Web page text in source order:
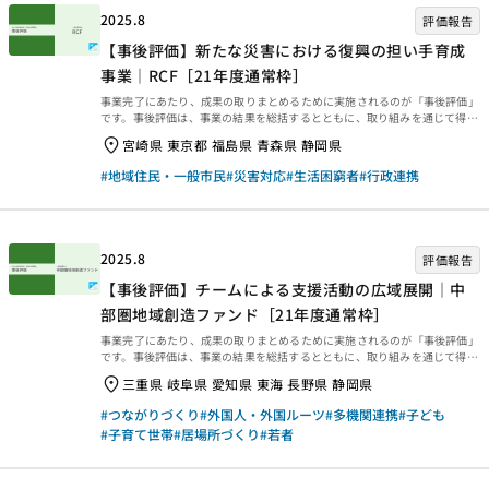
2025.8 評価報告
【事後評価】新たな災害における復興の担い手育成
事業｜RCF［21年度通常枠］
事業完了にあたり、成果の取りまとめるために実施されるのが「事後評価」
です。事後評価は、事業の結果を総括するとともに、取り組みを通じて得ら
れた学びを今後に生かせるよう、提言や知見・教訓を整理するために行われ
ます。今回は、2025年3月末に事業完了した2021年度通常枠【新たな災害
における復興の担い手育成事業｜RCF［21年度通常枠］】の事後評価報告書
をご紹介します。ぜひご覧ください。 事業概要等 事業概要などは、以下の
ンクからご覧ください。 ・資金分配団体 ・実行団体 【事業基礎情報】
宮崎県 東京都 福島県 青森県 静岡県
#地域住民・一般市民#災害対応#生活困窮者#行政連携
2025.8 評価報告
【事後評価】チームによる支援活動の広域展開｜中
部圏地域創造ファンド［21年度通常枠］
事業完了にあたり、成果の取りまとめるために実施されるのが「事後評価」
です。事後評価は、事業の結果を総括するとともに、取り組みを通じて得ら
れた学びを今後に生かせるよう、提言や知見・教訓を整理するために行われ
ます。今回は、2025年3月末に事業完了した2021年度通常枠【チームによ
る支援活動の広域展開｜中部圏地域創造ファンド［21年度通常枠］】の事
後評価報告書をご紹介します。ぜひご覧ください。 事業概要等 事業概要な
どは、以下のページからご覧ください。 事後評価報告 事後評価報告書は、
業基礎情報】
三重県 岐阜県 愛知県 東海 長野県 静岡県
#つながりづくり#外国人・外国ルーツ#多機関連携#子ども
#子育て世帯#居場所づくり#若者